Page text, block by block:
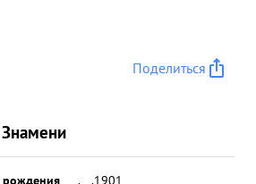
Поделиться
рождения __.__.1901